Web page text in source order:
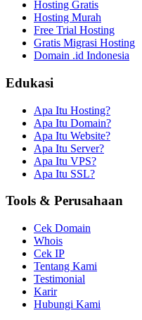
Hosting Gratis
Hosting Murah
Free Trial Hosting
Gratis Migrasi Hosting
Domain .id Indonesia
Edukasi
Apa Itu Hosting?
Apa Itu Domain?
Apa Itu Website?
Apa Itu Server?
Apa Itu VPS?
Apa Itu SSL?
Tools & Perusahaan
Cek Domain
Whois
Cek IP
Tentang Kami
Testimonial
Karir
Hubungi Kami